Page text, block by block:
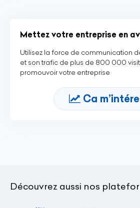
Mettez votre entreprise en
Utilisez la force de communication
et son trafic de plus de 800 000
promouvoir votre entreprise
Ca
Découvrez aussi nos